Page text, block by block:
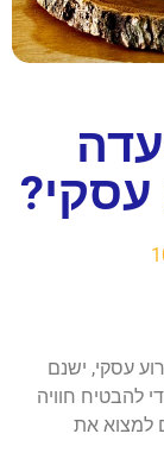
עסקי?
עסקי, ישנם
להבטיח חוויה
למצוא את